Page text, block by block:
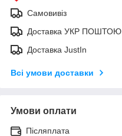
Самовивіз
Доставка УКР ПОШТОЮ
Доставка JustIn
Всі умови доставки
Умови оплати
Післяплата